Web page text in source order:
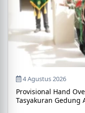
4 Agustus 2026
Provisional Hand
Tasyakuran Gedung